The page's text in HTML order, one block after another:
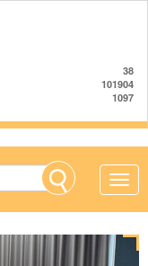
38
101904
1097
Toggle